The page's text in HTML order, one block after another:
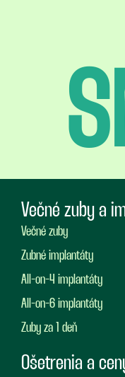
Večné zuby a
Večné zuby
Zubné implantáty
All-on-4 implantáty
All-on-6 implantáty
Zuby za 1 deň
Ošetrenia a